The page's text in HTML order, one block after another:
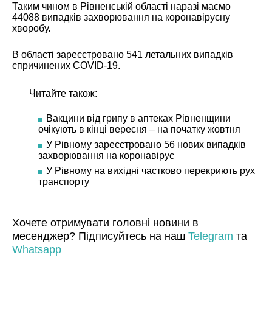
Таким чином в Рівненській області наразі маємо
44088 випадків захворювання на коронавірусну
хворобу.
В області зареєстровано 541 летальних випадків
спричинених COVID-19.
Читайте також:
Вакцини від грипу в аптеках Рівненщини
очікують в кінці вересня – на початку жовтня
У Рівному зареєстровано 56 нових випадків
захворювання на коронавірус
У Рівному на вихідні частково перекриють рух
транспорту
Хочете отримувати головні новини в
месенджер? Підписуйтесь на наш Telegram та
Whatsapp